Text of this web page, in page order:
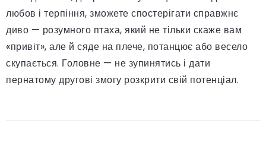
любов і терпіння, зможете спостерігати справжнє
диво — розумного птаха, який не тільки скаже вам
«привіт», але й сяде на плече, потанцює або весело
скупається. Головне — не зупинятись і дати
пернатому другові змогу розкрити свій потенціал.